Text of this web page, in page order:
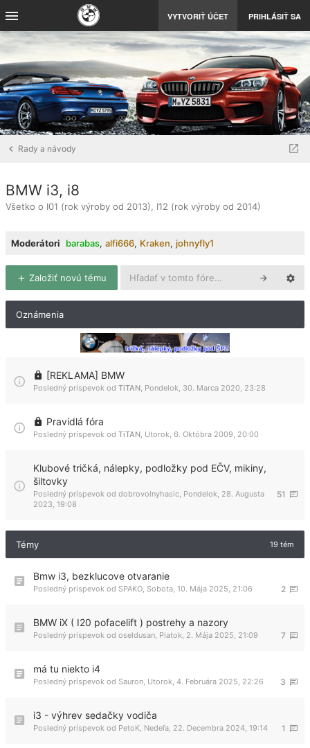
VYTVORIŤ ÚČET PRIHLÁSIŤ SA
Rady a návody
BMW i3, i8
Všetko o I01 (rok výroby od 2013), I12 (rok výroby od 2014)
Moderátori barabas, alfi666, Kraken, johnyfly1
Založiť novú tému
Oznámenia
[REKLAMA] BMW
Posledný príspevok od TiTAN Pondelok, 30. Marca 2020, 23:28
Pravidlá fóra
Posledný príspevok od TiTAN Utorok, 6. Októbra 2009, 20:00
Klubové tričká, nálepky, podložky pod EČV, mikiny,
šiltovky
51
Posledný príspevok od dobrovolnyhasic Pondelok, 28. Augusta
2023, 19:08
Témy 19 tém
Bmw i3, bezklucove otvaranie
2
Posledný príspevok od SPAKO Sobota, 10. Mája 2025, 21:06
BMW iX ( I20 pofacelift ) postrehy a nazory
7
Posledný príspevok od oseldusan Piatok, 2. Mája 2025, 21:09
má tu niekto i4
3
Posledný príspevok od Sauron Utorok, 4. Februára 2025, 22:26
i3 - výhrev sedačky vodiča
1
Posledný príspevok od PetoK Nedeľa, 22. Decembra 2024, 19:14